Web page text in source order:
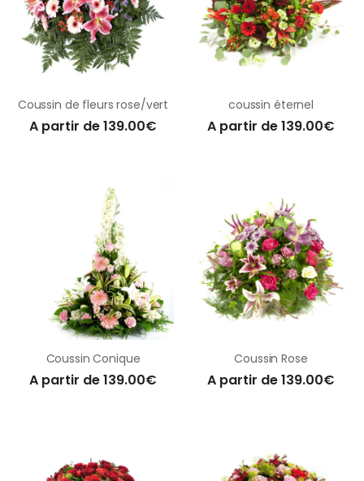
Coussin de fleurs rose/vert
A partir de 139.00€
coussin éternel
A partir de 139.00€
Coussin Conique
A partir de 139.00€
Coussin Rose
A partir de 139.00€